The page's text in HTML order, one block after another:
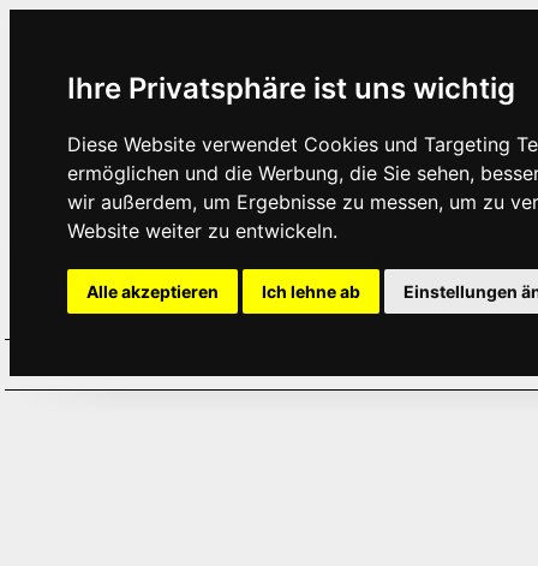
Ihre Privatsphäre ist uns wichtig
Diese Website verwendet Cookies und Targeting
ermöglichen und die Werbung, die Sie sehen,
wir außerdem, um Ergebnisse zu messen, um zu
Website weiter zu entwickeln.
Alle akzeptieren Ich lehne ab Einstellungen